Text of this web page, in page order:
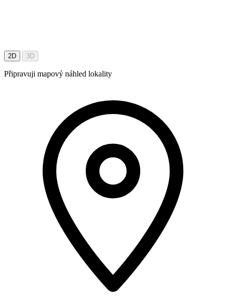
2D 3D
Připravuji mapový náhled lokality